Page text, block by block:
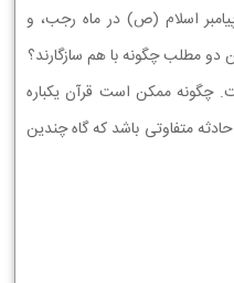
اسلام (ص) در ماه رجب، و
دو مطلب چگونه با هم سازگارند؟
چگونه ممکن است قرآن یکباره
متفاوتی باشد که گاه چندین